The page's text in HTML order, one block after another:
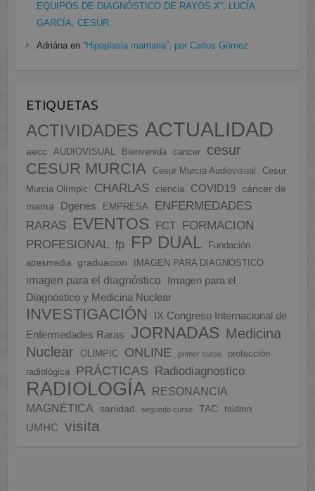
EQUIPOS DE DIAGNÓSTICO DE RAYOS X”, LUCÍA
GARCÍA, CESUR.
Adriánaen “Hipoplasia mamaria”, por Carlos Gómez
ETIQUETAS
ACTIVIDADES ACTUALIDAD
aecc AUDIOVISUAL Bienvenida cancer cesur
CESUR MURCIA Cesur Murcia Audiovisual
Cesur
Murcia Olímpic
CHARLAS ciencia COVID19
cáncer de
mama
Dgenes EMPRESA
ENFERMEDADES
RARAS EVENTOS FCT
FORMACION
PROFESIONAL fp FP DUAL
Fundación
atresmedia
graduacion IMAGEN PARA DIAGNOSTICO
imagen para el diagnóstico
Imagen para el
Diagnóstico y Medicina Nuclear
INVESTIGACIÓN
IX Congreso Internacional de
Enfermedades Raras
JORNADAS Medicina
Nuclear
OLIMPIC ONLINE primer curso
protección
radiológica
PRÁCTICAS Radiodiagnostico
RADIOLOGÍA
RESONANCIA
MAGNÉTICA
sanidad segundo curso TAC tsidmn
UMHC visita